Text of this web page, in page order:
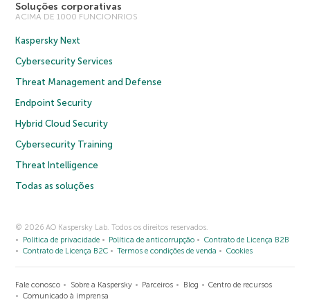
Soluções corporativas
ACIMA DE 1000 FUNCIONRIOS
Kaspersky Next
Cybersecurity Services
Threat Management and Defense
Endpoint Security
Hybrid Cloud Security
Cybersecurity Training
Threat Intelligence
Todas as soluções
© 2026 AO Kaspersky Lab. Todos os direitos reservados.
Política de privacidade
Política de anticorrupção
Contrato de Licença B2B
Contrato de Licença B2C
Termos e condições de venda Cookies
Fale conosco Sobre a Kaspersky Parceiros Blog
Centro de recursos
Comunicado à imprensa